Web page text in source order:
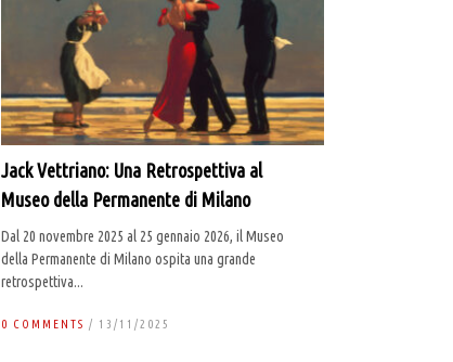
Jack Vettriano: Una Retrospettiva al
Museo della Permanente di Milano
Dal 20 novembre 2025 al 25 gennaio 2026, il Museo
della Permanente di Milano ospita una grande
retrospettiva...
0 COMMENTS / 13/11/2025